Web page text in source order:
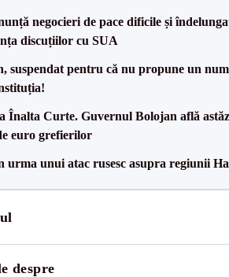
negocieri de pace dificile și
discuțiilor cu SUA
suspendat pentru că nu propune un
Înalta Curte. Guvernul Bolojan află
euro grefierilor
urma unui atac rusesc asupra regiunii
despre